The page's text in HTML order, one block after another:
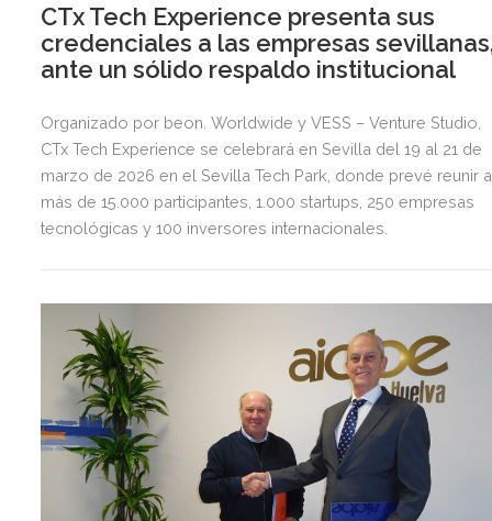
CTx Tech Experience presenta sus
credenciales a las empresas
ante un sólido respaldo institucional
Organizado por beon. Worldwide y VESS – Venture Studio,
CTx Tech Experience se celebrará en Sevilla del 19 al 21 de
marzo de 2026 en el Sevilla Tech Park, donde prevé reunir a
más de 15.000 participantes, 1.000 startups, 250 empresas
tecnológicas y 100 inversores internacionales.